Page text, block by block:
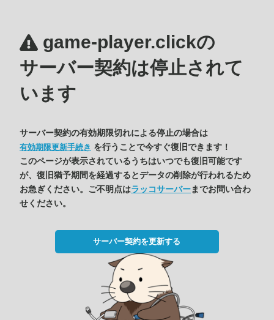
game-player.clickの
サーバー契約は停止されて
います
サーバー契約の有効期限切れによる停止の場合は
有効期限更新手続き を行うことで今すぐ復旧できます！
このページが表示されているうちはいつでも復旧可能です
が、復旧猶予期間を経過するとデータの削除が行われるため
お急ぎください。ご不明点はラッコサーバーまでお問い合わ
せください。
サーバー契約を更新する